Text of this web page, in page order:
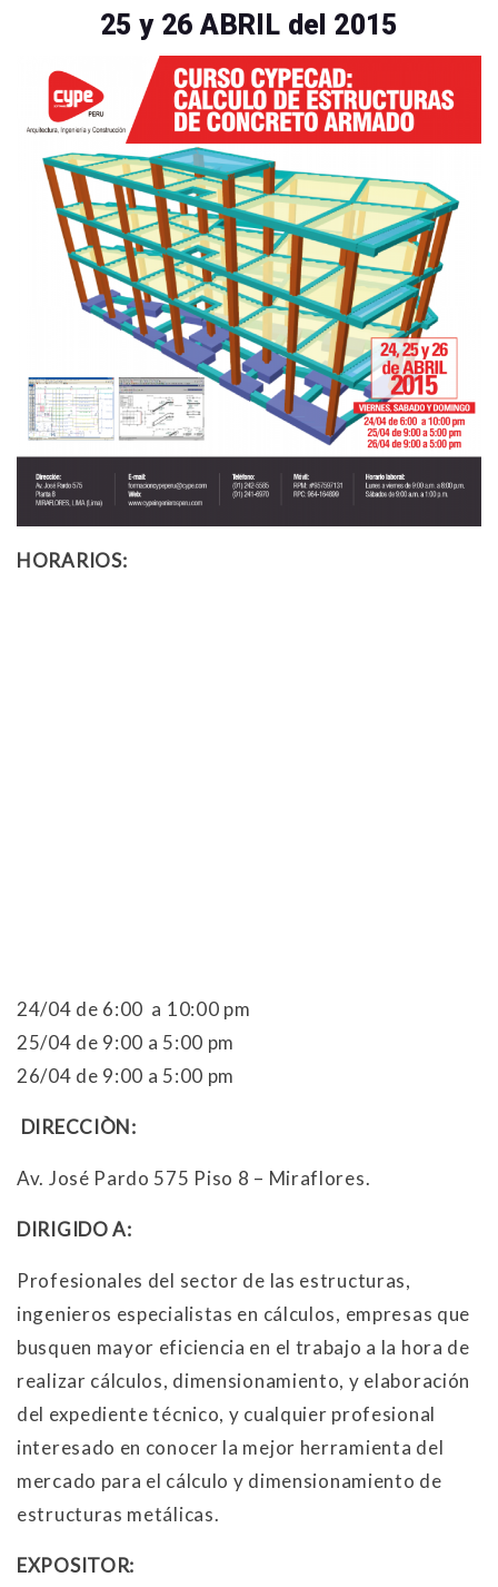
25 y 26 ABRIL del 2015
HORARIOS:
24/04 de 6:00 a 10:00 pm
25/04 de 9:00 a 5:00 pm
26/04 de 9:00 a 5:00 pm
DIRECCIÒN:
Av. José Pardo 575 Piso 8 – Miraflores.
DIRIGIDO A:
Profesionales del sector de las estructuras,
ingenieros especialistas en cálculos, empresas que
busquen mayor eficiencia en el trabajo a la hora de
realizar cálculos, dimensionamiento, y elaboración
del expediente técnico, y cualquier profesional
interesado en conocer la mejor herramienta del
mercado para el cálculo y dimensionamiento de
estructuras metálicas.
EXPOSITOR: